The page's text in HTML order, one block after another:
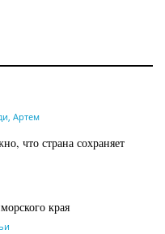
Артем
что страна сохраняет
края